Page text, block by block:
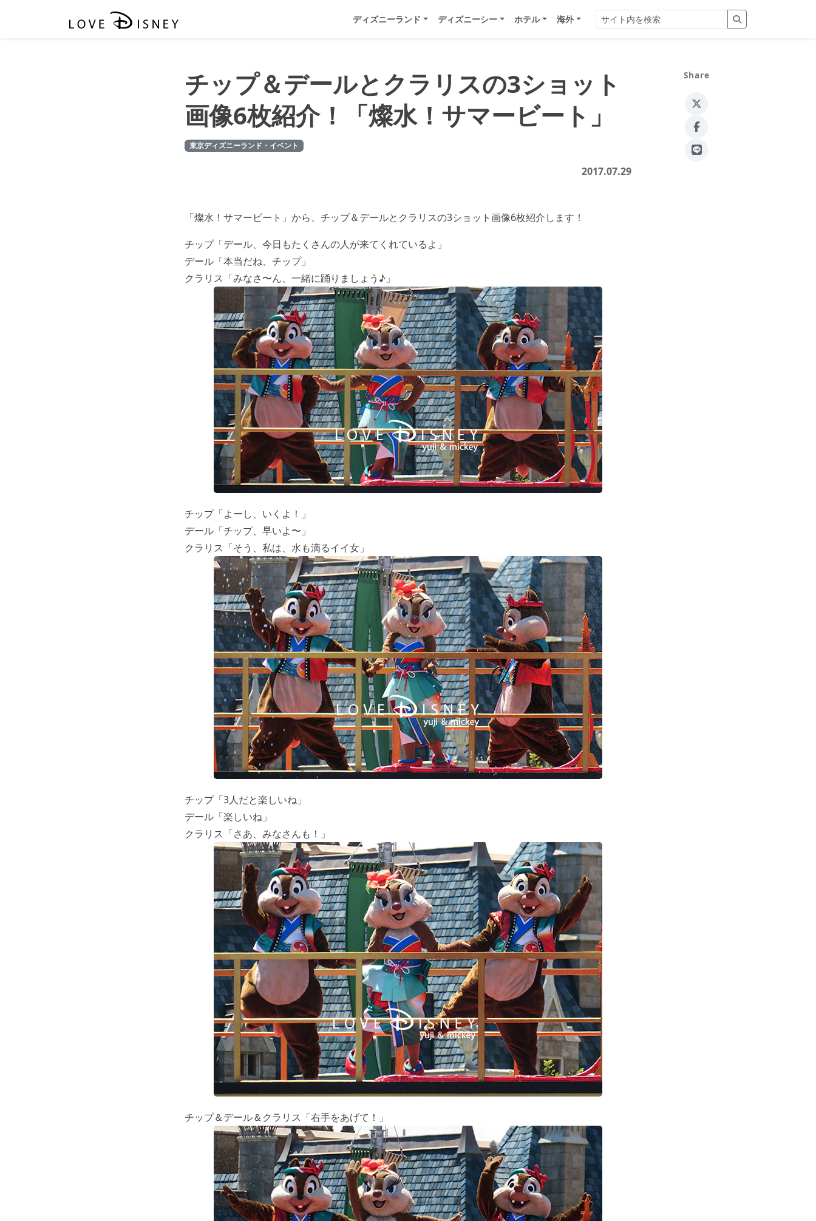
ディズニーランド ディズニーシー ホテル 海外
チップ＆デールとクラリスの3ショット
画像6枚紹介！「燦水！サマービート」
東京ディズニーランド・イベント
2017.07.29
「燦水！サマービート」から、チップ＆デールとクラリスの3ショット画像6枚紹介します！
チップ「デール、今日もたくさんの人が来てくれているよ」
デール「本当だね、チップ」
クラリス「みなさ〜ん、一緒に踊りましょう♪」
チップ「よーし、いくよ！」
デール「チップ、早いよ〜」
クラリス「そう、私は、水も滴るイイ女」
チップ「3人だと楽しいね」
デール「楽しいね」
クラリス「さあ、みなさんも！」
チップ＆デール＆クラリス「右手をあげて！」
Share